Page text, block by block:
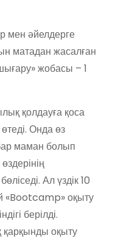
әйелдерге
матадан жасалған
жобасы – 1
қолдауға қоса
Онда өз
маман болып
Ал үздік 10
«Bootcamp» оқыту
берілді.
оқыту